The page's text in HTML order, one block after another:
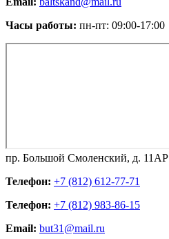
Часы работы: пн-пт: 09:00-17:00
пр. Большой Смоленский, д. 11АР
Телефон: +7 (812) 612-77-71
Телефон: +7 (812) 983-86-15
Email: but31@mail.ru